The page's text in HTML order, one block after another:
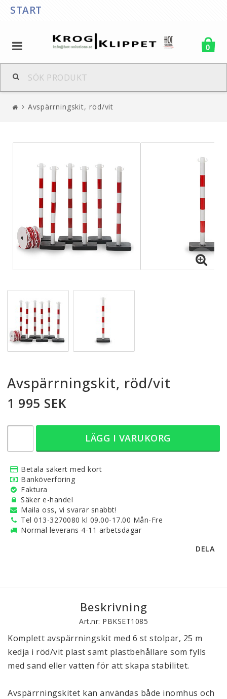
START
0
Avspärrningskit, röd/vit
Avspärrningskit, röd/vit
1 995 SEK
LÄGG I VARUKORG
Betala säkert med kort
Banköverföring
Faktura
Säker e-handel
Maila oss, vi svarar snabbt!
Tel 013-3270080 kl 09.00-17.00 Mån-Fre
Normal leverans 4-11 arbetsdagar
DELA
Beskrivning
Art.nr: PBKSET1085
Komplett avspärrningskit med 6 st stolpar, 25 m
kedja i röd/vit plast samt plastbehållare som fylls
med sand eller vatten för att skapa stabilitet.
Avspärrningskitet kan användas både inomhus och